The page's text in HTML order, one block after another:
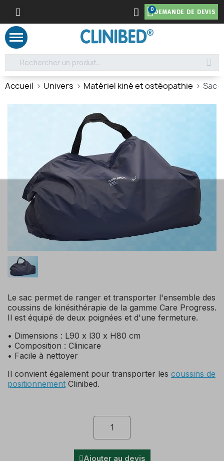
DEMANDE DE DEVIS
Accueil Univers Matériel kiné et ostéopathie Sac
Le sac permet de ranger et transporter l'ensemble des
coussins de kinésithérapie de la gamme Care Progress.
Il est équipé de deux poignées et d'une fermeture.
• Dimensions : L90 x l30 x H80 cm
• Composition : Clinicare
• Facile à nettoyer
Il convient également pour transporter les coussins de
positionnement Clinibed.
Ajouter au devis